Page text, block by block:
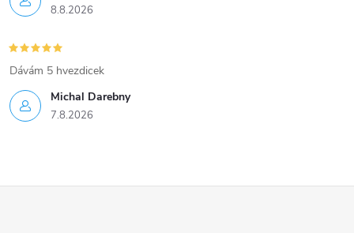
8.8.2026
Michal Darebny
7.8.2026
Dávám 5 hvezdicek